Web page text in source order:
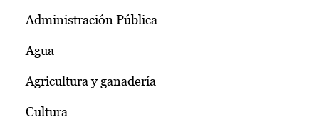
Administración Pública
Agua
Agricultura y ganadería
Cultura